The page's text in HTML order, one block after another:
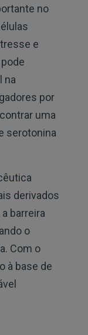
no
e
na
por
uma
serotonina
derivados
barreira
o
Com o
à base de